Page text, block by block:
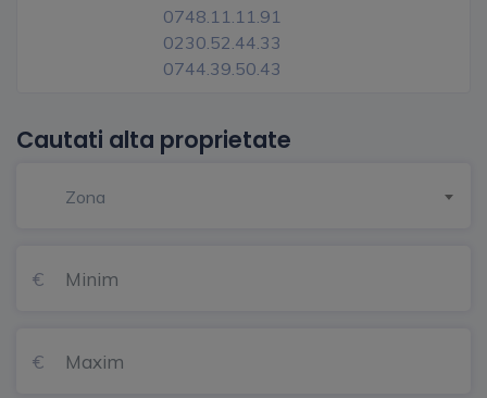
0748.11.11.91
0230.52.44.33
0744.39.50.43
Cautati alta proprietate
Zona